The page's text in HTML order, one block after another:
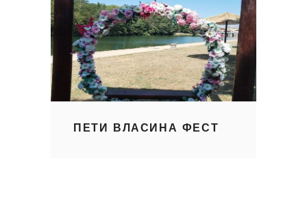
ПЕТИ ВЛАСИНА ФЕСТ